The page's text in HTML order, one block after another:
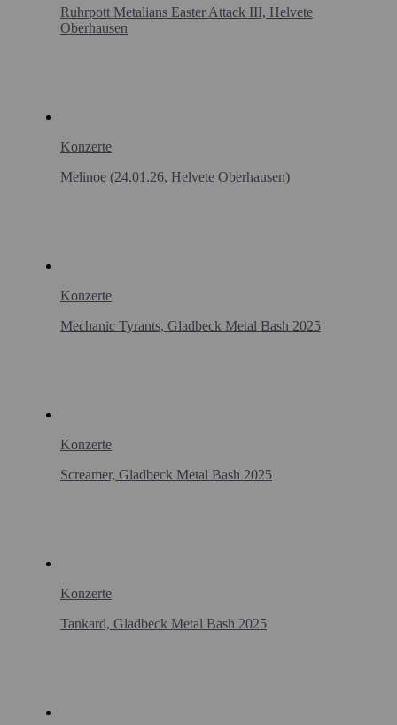
Ruhrpott Metalians Easter Attack III, Helvete
Oberhausen
Konzerte
Melinoe (24.01.26, Helvete Oberhausen)
Konzerte
Mechanic Tyrants, Gladbeck Metal Bash 2025
Konzerte
Screamer, Gladbeck Metal Bash 2025
Konzerte
Tankard, Gladbeck Metal Bash 2025